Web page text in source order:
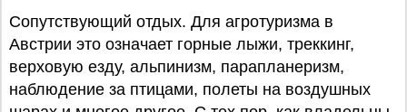
Сопутствующий отдых. Для агротуризма в
Австрии это означает горные лыжи, треккинг,
верховую езду, альпинизм, парапланеризм,
наблюдение за птицами, полеты на воздушных